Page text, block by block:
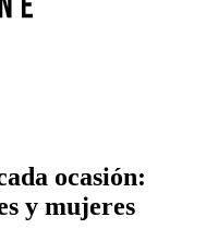
ocasión:
y mujeres